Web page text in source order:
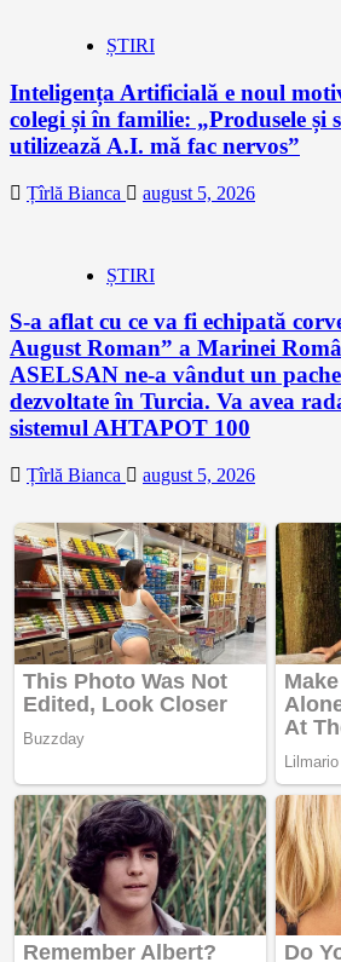
ȘTIRI
Inteligența Artificială e noul
colegi și în familie: „Produsele și
utilizează A.I. mă fac nervos”
Țîrlă Bianca august 5, 2026
ȘTIRI
S-a aflat cu ce va fi echipată
August Roman” a Marinei
ASELSAN ne-a vândut un
dezvoltate în Turcia. Va avea
sistemul AHTAPOT 100
Țîrlă Bianca august 5, 2026